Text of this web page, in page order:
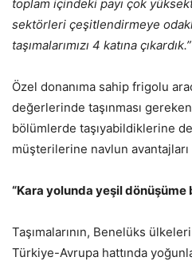
toplam içindeki payı çok
sektörleri çeşitlendirmeye
taşımalarımızı 4 katına çıkardık.”
Özel donanıma sahip frigolu
değerlerinde taşınması
bölümlerde taşıyabildiklerine
müşterilerine navlun
“Kara yolunda yeşil
Taşımalarının, Benelüks
Türkiye-Avrupa hattında